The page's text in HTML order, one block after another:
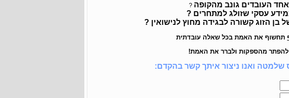
העובדים גונב מהקופה ?
עסקי שזולג למתחרים ?
בן הזוג קשורה לבגידה מחוץ לנישואין ?
תחשוף את האמת בכל שאלה עובדתית
להפתר מהספקות ולברר את האמת!
ואנו ניצור איתך קשר בהקדם: